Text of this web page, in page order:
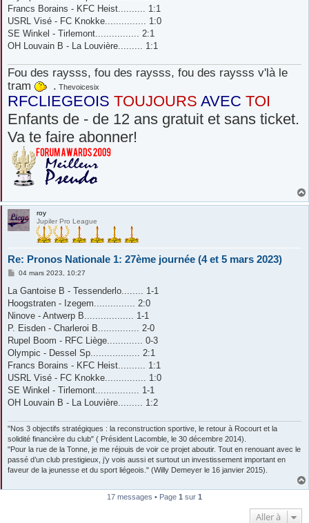
Francs Borains - KFC Heist.......... 1:1
USRL Visé - FC Knokke............... 1:0
SE Winkel - Tirlemont................ 2:1
OH Louvain B - La Louvière......... 1:1
Fou des raysss, fou des raysss, fou des raysss v'là le
tram
. Thevoicesix
RFCLIEGEOIS TOUJOURS AVEC TOI
Enfants de - de 12 ans gratuit et sans ticket.
Va te faire abonner!
roy
Jupiler Pro League
Re: Pronos Nationale 1: 27ème journée (4 et 5 mars 2023)
M
s
a
g
04 mars 2023, 10:27
La Gantoise B - Tessenderlo........ 1-1
Hoogstraten - Izegem............... 2:0
Ninove - Antwerp B.................. 1-1
P. Eisden - Charleroi B............... 2-0
Rupel Boom - RFC Liège............. 0-3
Olympic - Dessel Sp.................. 2:1
Francs Borains - KFC Heist.......... 1:1
USRL Visé - FC Knokke............... 1:0
SE Winkel - Tirlemont................ 1-1
OH Louvain B - La Louvière......... 1:2
"Nos 3 objectifs stratégiques : la reconstruction sportive, le retour à Rocourt et la
solidité financière du club" ( Président Lacomble, le 30 décembre 2014).
"Pour la rue de la Tonne, je me réjouis de voir ce projet aboutir. Tout en renouant avec le
passé d’un club prestigieux, j’y vois aussi et surtout un investissement important en
faveur de la jeunesse et du sport liégeois." (Willy Demeyer le 16 janvier 2015).
17 messages • Page 1 sur 1
Aller à